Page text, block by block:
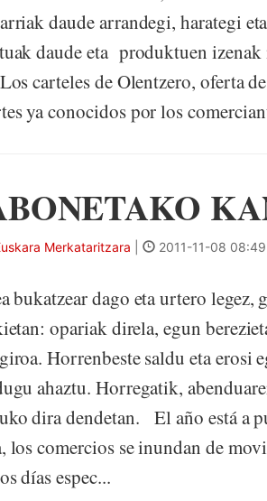
daude arrandegi, harategi
daude eta produktuen izenak
carteles de Olentzero, oferta
ya conocidos por los
Merkataritzara 2011-11-08 08:49
bukatzear dago eta urtero legez,
opariak direla, egun
Horrenbeste saldu eta erosi
ahaztu. Horregatik,
dira dendetan. El año está a
los comercios se inundan de
días espec...